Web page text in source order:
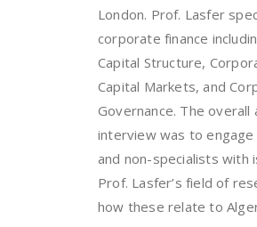
London. Prof. Lasfer
corporate finance
Capital Structure,
Capital Markets, and
Governance. The overall
interview was to
and non-specialists with
Prof. Lasfer’s field of
how these relate to